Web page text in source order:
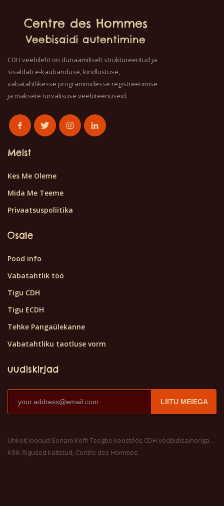
Centre des Hommes
Veebisaidi autentimine
CDH veebileht on dünaamiliselt struktureeritud ja
sisaldab e-kaubanduse, kindlustuse,
vabatahtlikesse programmidesse registreerimise
ja maksete turvalisuse veebiteenuseid.
Meist
Kes Me Oleme
Mida Me Teeme
Privaatsuspoliitika
Osale
Pood info
Vabatahtlik töö
Tigu CDH
Tigu ECDH
Tehke Pangaülekanne
Vabatahtliku taotluse vorm
uudiskirjad
LIITU MEIEGA
Uhkelt loonud Senam Koffi Tsogbe koostöös CDH veebidisaineriga.
Kõik õigused kaitstud, Centre des Hommes.